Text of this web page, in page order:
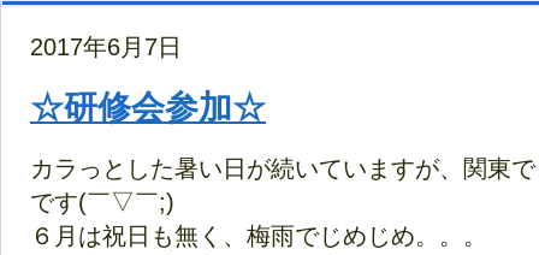
2017年6月7日
☆研修会参加☆
カラっとした暑い日が続いていますが、関東
です(￣▽￣;)
６月は祝日も無く、梅雨でじめじめ。。。